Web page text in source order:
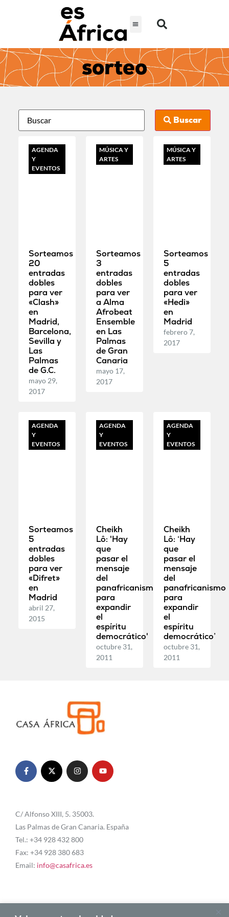
sorteo
Buscar
AGENDA
Y
EVENTOS
Sorteamos
20
entradas
dobles
para ver
«Clash»
en
Madrid,
Barcelona,
Sevilla y
Las
Palmas
de G.C.
mayo 29,
2017
MÚSICA Y
ARTES
Sorteamos
3
entradas
dobles
para ver
a Alma
Afrobeat
Ensemble
en Las
Palmas
de Gran
Canaria
mayo 17,
2017
MÚSICA Y
ARTES
Sorteamos
5
entradas
dobles
para ver
«Hedi»
en
Madrid
febrero 7,
2017
AGENDA
Y
EVENTOS
Sorteamos
5
entradas
dobles
para ver
«Difret»
en
Madrid
abril 27,
2015
AGENDA
Y
EVENTOS
Cheikh
Lô: 'Hay
que
pasar el
mensaje
del
panafricanismo
para
expandir
el
espíritu
democrático'
octubre 31,
2011
AGENDA
Y
EVENTOS
Cheikh
Lô: ‘Hay
que
pasar el
mensaje
del
panafricanismo
para
expandir
el
espíritu
democrático’
octubre 31,
2011
C/ Alfonso XIII, 5. 35003.
Las Palmas de Gran Canaria. España
Tel.: +34 928 432 800
Fax: +34 928 380 683
Email: info@casafrica.es